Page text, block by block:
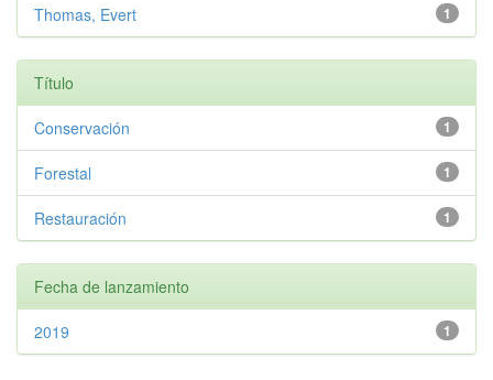
1
Thomas, Evert
Título
1
Conservación
1
Forestal
1
Restauración
Fecha de lanzamiento
1
2019